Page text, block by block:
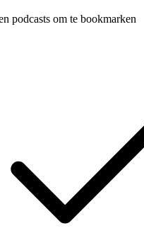
podcasts om te bookmarken